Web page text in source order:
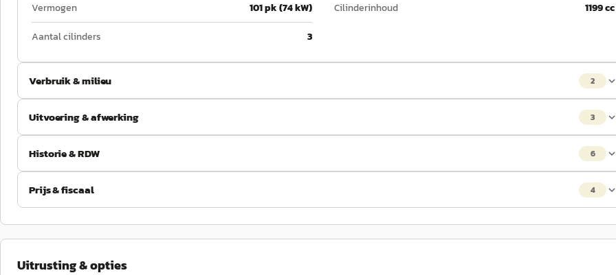
Vermogen 101 pk (74 kW) Cilinderinhoud
1199 cc
Aantal cilinders
3
Verbruik & milieu 2
Uitvoering & afwerking 3
Historie & RDW 6
Prijs & fiscaal 4
Uitrusting & opties